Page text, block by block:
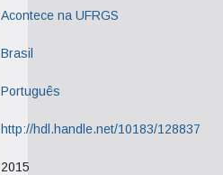
Acontece na UFRGS
Brasil
Português
http://hdl.handle.net/10183/128837
2015